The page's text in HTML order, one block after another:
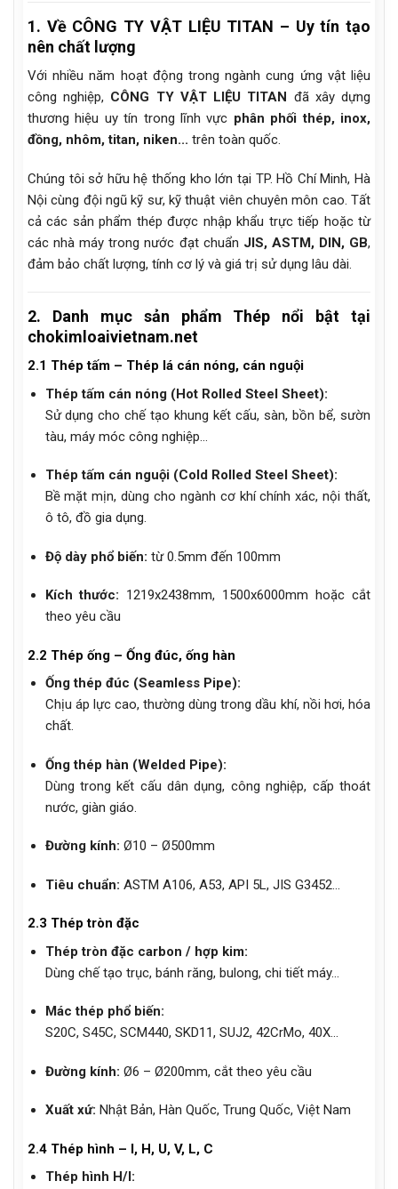
1. Về CÔNG TY VẬT LIỆU TITAN – Uy tín tạo
nên chất lượng
Với nhiều năm hoạt động trong ngành cung ứng vật liệu
công nghiệp, CÔNG TY VẬT LIỆU TITAN đã xây dựng
thương hiệu uy tín trong lĩnh vực phân phối thép, inox,
đồng, nhôm, titan, niken... trên toàn quốc.
Chúng tôi sở hữu hệ thống kho lớn tại TP. Hồ Chí Minh, Hà
Nội cùng đội ngũ kỹ sư, kỹ thuật viên chuyên môn cao. Tất
cả các sản phẩm thép được nhập khẩu trực tiếp hoặc từ
các nhà máy trong nước đạt chuẩn JIS, ASTM, DIN, GB,
đảm bảo chất lượng, tính cơ lý và giá trị sử dụng lâu dài.
2. Danh mục sản phẩm Thép nổi bật tại
chokimloaivietnam.net
2.1 Thép tấm – Thép lá cán nóng, cán nguội
Thép tấm cán nóng (Hot Rolled Steel Sheet):
Sử dụng cho chế tạo khung kết cấu, sàn, bồn bể, sườn
tàu, máy móc công nghiệp…
Thép tấm cán nguội (Cold Rolled Steel Sheet):
Bề mặt mịn, dùng cho ngành cơ khí chính xác, nội thất,
ô tô, đồ gia dụng.
Độ dày phổ biến: từ 0.5mm đến 100mm
Kích thước: 1219x2438mm, 1500x6000mm hoặc cắt
theo yêu cầu
2.2 Thép ống – Ống đúc, ống hàn
Ống thép đúc (Seamless Pipe):
Chịu áp lực cao, thường dùng trong dầu khí, nồi hơi, hóa
chất.
Ống thép hàn (Welded Pipe):
Dùng trong kết cấu dân dụng, công nghiệp, cấp thoát
nước, giàn giáo.
Đường kính: Ø10 – Ø500mm
Tiêu chuẩn: ASTM A106, A53, API 5L, JIS G3452…
2.3 Thép tròn đặc
Thép tròn đặc carbon / hợp kim:
Dùng chế tạo trục, bánh răng, bulong, chi tiết máy…
Mác thép phổ biến:
S20C, S45C, SCM440, SKD11, SUJ2, 42CrMo, 40X…
Đường kính: Ø6 – Ø200mm, cắt theo yêu cầu
Xuất xứ: Nhật Bản, Hàn Quốc, Trung Quốc, Việt Nam
2.4 Thép hình – I, H, U, V, L, C
Thép hình H/I: